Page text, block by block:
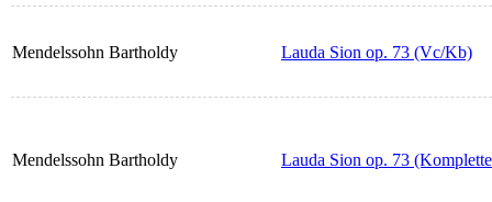
Mendelssohn Bartholdy Lauda Sion op. 73 (Vc/Kb)
Mendelssohn Bartholdy Lauda Sion op. 73